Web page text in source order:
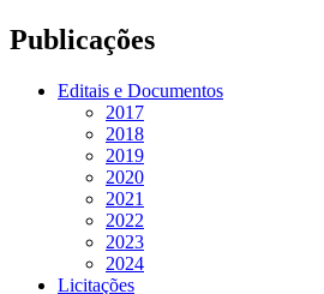
Publicações
Editais e Documentos
2017
2018
2019
2020
2021
2022
2023
2024
Licitações